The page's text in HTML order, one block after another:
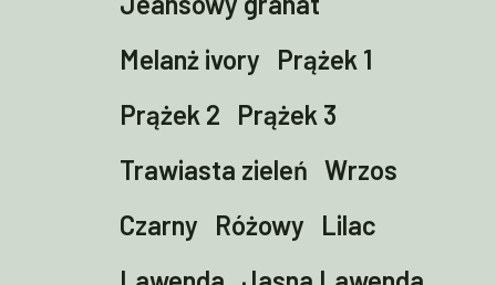
Melanż ivory
Prążek 1
Prążek 2
Prążek 3
Trawiasta zieleń Wrzos
Czarny
Różowy
Lilac